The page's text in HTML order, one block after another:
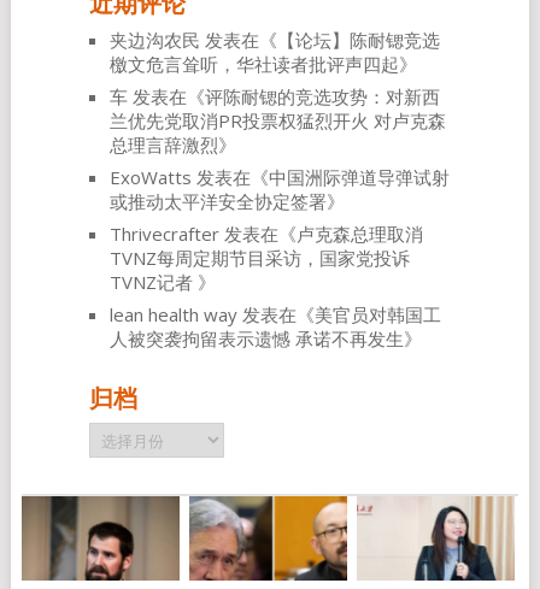
夹边沟农民 发表在《 【论坛】陈耐锶竞选
檄文危言耸听，华社读者批评声四起》
车发表在《评陈耐锶的竞选攻势：对新西
兰优先党取消PR投票权猛烈开火 对卢克森
总理言辞激烈》
ExoWatts 发表在《中国洲际弹道导弹试射
或推动太平洋安全协定签署》
Thrivecrafter发表在《卢克森总理取消
TVNZ每周定期节目采访，国家党投诉
TVNZ记者 》
lean health way发表在《美官员对韩国工
人被突袭拘留表示遗憾 承诺不再发生》
归档
归
档